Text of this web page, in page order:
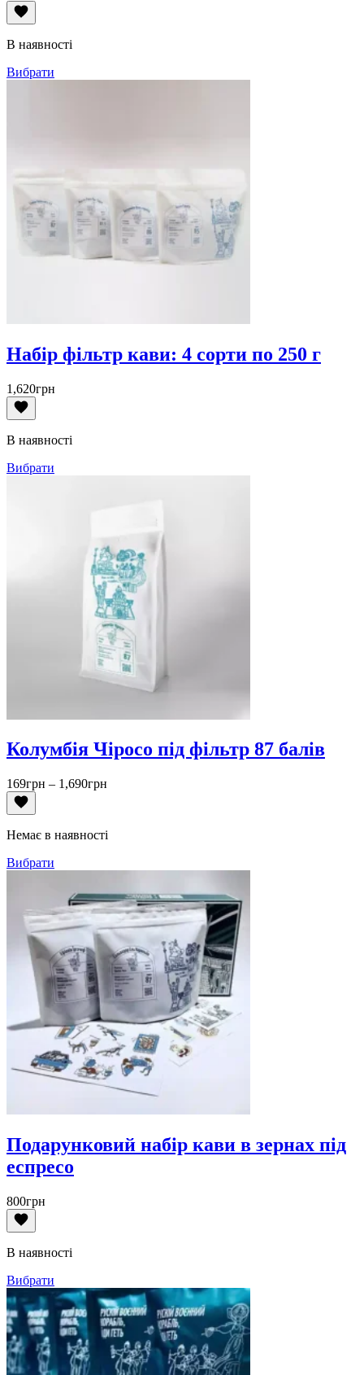
В наявності
Вибрати
Набір фільтр кави: 4 сорти по 250 г
1,620грн
В наявності
Вибрати
Колумбія Чіросо під фільтр 87 балів
169грн – 1,690грн
до
Немає в наявності
Вибрати
Подарунковий набір кави в зернах під
еспресо
800грн
В наявності
Вибрати